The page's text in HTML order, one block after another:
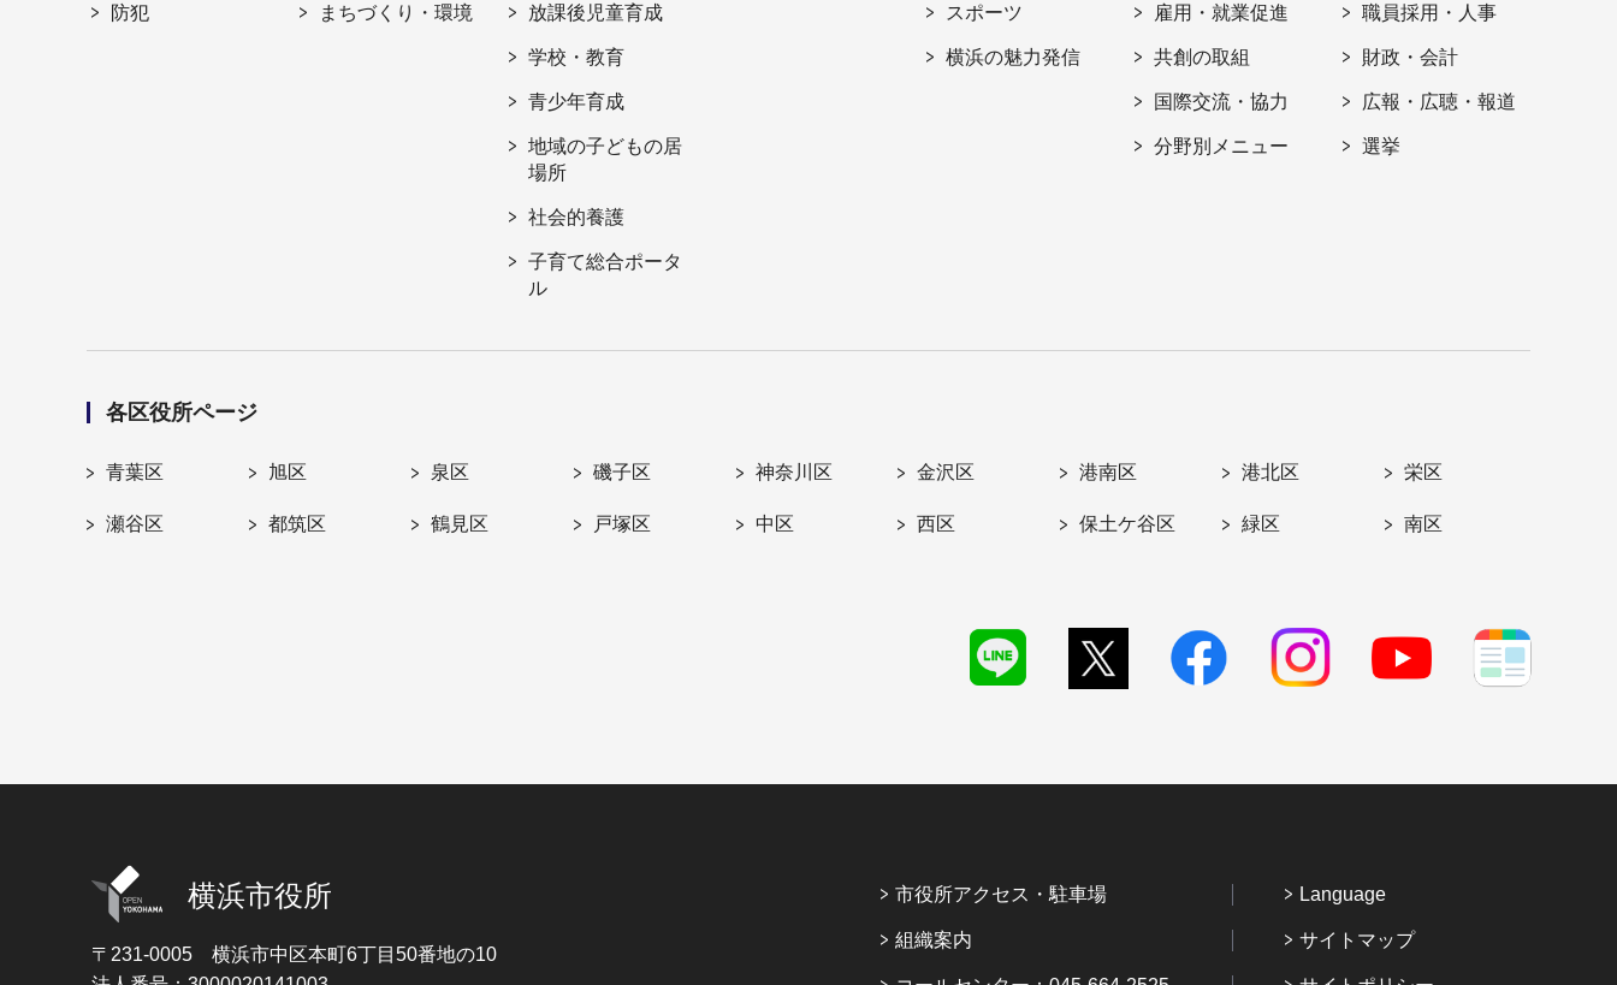
防犯 まちづくり・環境 放課後児童育成
学校・教育
青少年育成
地域の子どもの居
場所
社会的養護
子育て総合ポータ
ル
スポーツ
横浜の魅力発信
雇用・就業促進
共創の取組
国際交流・協力
分野別メニュー
職員採用・人事
財政・会計
広報・広聴・報道
選挙
各区役所ページ
青葉区 旭区 泉区 磯子区 神奈川区 金沢区 港南区 港北区 栄区
瀬谷区 都筑区 鶴見区 戸塚区 中区 西区 保土ケ谷区 緑区 南区
横浜市役所
〒231-0005 横浜市中区本町6丁目50番地の10
市役所アクセス・駐車場
組織案内
Language
サイトマップ